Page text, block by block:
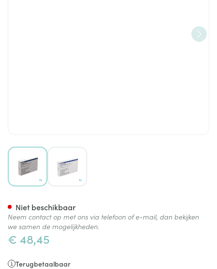
View larger image
€ 48,45
Terugbetaalbaar
Niet beschikbaar
Neem contact op met ons via telefoon of e-mail, dan bekijken
we samen de mogelijkheden.